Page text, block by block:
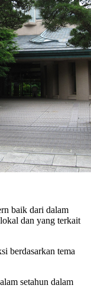
baik dari dalam
dan yang terkait
berdasarkan tema
setahun dalam